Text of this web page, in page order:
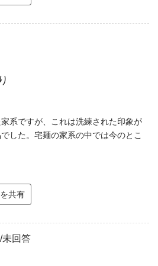
系ですが、これは洗練された印象が
した。宅麺の家系の中では今のとこ
共有
未回答